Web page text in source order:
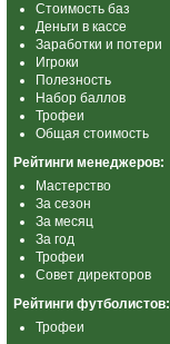
Стоимость баз
Деньги в кассе
Заработки и потери
Игроки
Полезность
Набор баллов
Трофеи
Общая стоимость
Рейтинги менеджеров:
Мастерство
За сезон
За месяц
За год
Трофеи
Совет директоров
Рейтинги футболистов:
Трофеи